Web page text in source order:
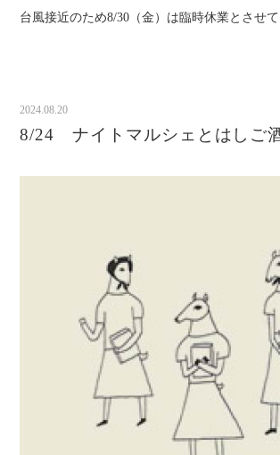
台風接近のため8/30（金）は臨時休業とさせて
2024.08.20
8/24 ナイトマルシェとはしご